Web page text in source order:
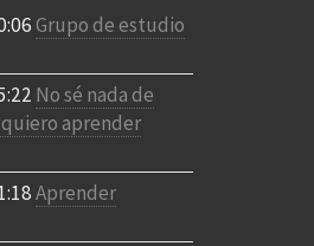
Grupo de estudio
No sé nada de
aprender
Aprender